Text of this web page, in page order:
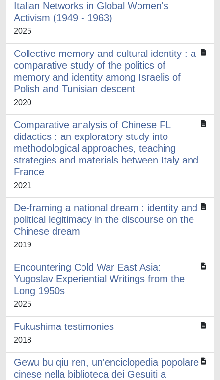
Italian Networks in Global Women's
Activism (1949 - 1963)
2025
Collective memory and cultural identity : a
comparative study of the politics of
memory and identity among Israelis of
Polish and Tunisian descent
2020
Comparative analysis of Chinese FL
didactics : an exploratory study into
methodological approaches, teaching
strategies and materials between Italy and
France
2021
De-framing a national dream : identity and
political legitimacy in the discourse on the
Chinese dream
2019
Encountering Cold War East Asia:
Yugoslav Experiential Writings from the
Long 1950s
2025
Fukushima testimonies
2018
Gewu bu qiu ren, un'enciclopedia popolare
cinese nella biblioteca dei Gesuiti a